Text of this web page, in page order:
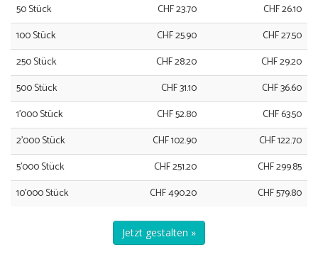
50 Stück
CHF 23.70
CHF 26.10
100 Stück
CHF 25.90
CHF 27.50
250 Stück
CHF 28.20
CHF 29.20
500 Stück
CHF 31.10
CHF 36.60
1'000 Stück
CHF 52.80
CHF 63.50
2'000 Stück
CHF 102.90
CHF 122.70
5'000 Stück
CHF 251.20
CHF 299.85
10'000 Stück
CHF 490.20 CHF 579.80
Jetzt gestalten »